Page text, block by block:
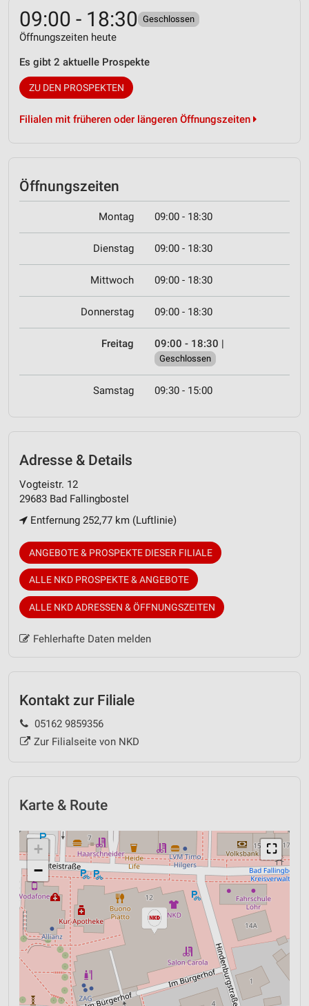
09:00 - 18:30 Geschlossen
Öffnungszeiten heute
Es gibt 2 aktuelle Prospekte
ZU DEN PROSPEKTEN
Filialen mit früheren oder längeren Öffnungszeiten
Öffnungszeiten
Montag 09:00 - 18:30
Dienstag 09:00 - 18:30
Mittwoch 09:00 - 18:30
Donnerstag 09:00 - 18:30
Freitag 09:00 - 18:30 |
Geschlossen
Samstag 09:30 - 15:00
Adresse & Details
Vogteistr. 12
29683 Bad Fallingbostel
Entfernung 252,77 km (Luftlinie)
ANGEBOTE & PROSPEKTE DIESER FILIALE
ALLE NKD PROSPEKTE & ANGEBOTE
ALLE NKD ADRESSEN & ÖFFNUNGSZEITEN
Fehlerhafte Daten melden
Kontakt zur Filiale
05162 9859356
Zur Filialseite von NKD
Karte & Route
⛶
+
−